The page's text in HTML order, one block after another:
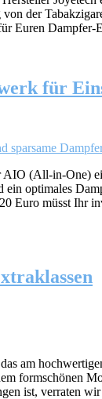
der
Euren Dampfer-
für
(All-in-
optimales
müsst Ihr
am
formschönen
ist, verraten